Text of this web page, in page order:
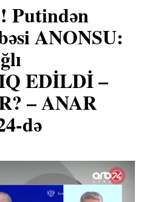
Putindən
ANONSU:
EDİLDİ –
– ANAR
də